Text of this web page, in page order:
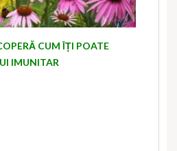
CUM ÎȚI POATE
IMUNITAR